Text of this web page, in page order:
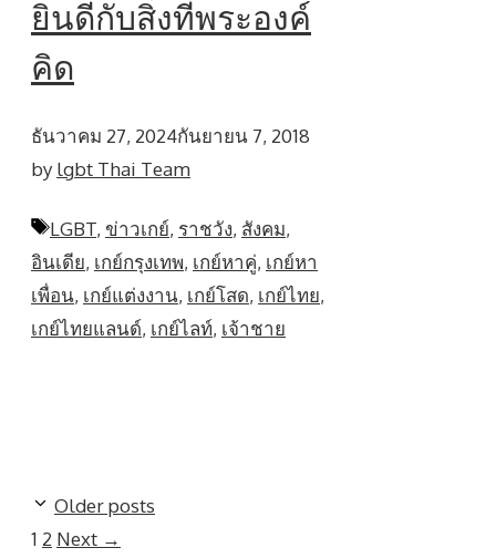
ยินดีกับสิ่งที่พระองค์
คิด
ธันวาคม 27, 2024กันยายน 7, 2018
by lgbt Thai Team
Tags
LGBT, ข่าวเกย์, ราชวัง, สังคม,
อินเดีย, เกย์กรุงเทพ, เกย์หาคู่, เกย์หา
เพื่อน, เกย์แต่งงาน, เกย์โสด, เกย์ไทย,
เกย์ไทยแลนด์, เกย์ไลท์, เจ้าชาย
Older posts
Page
1 Page
2 Next →